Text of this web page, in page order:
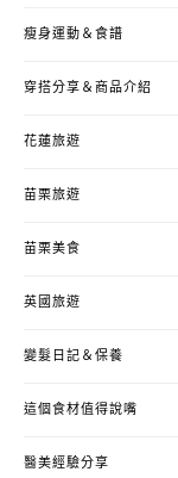
瘦身運動＆食譜
穿搭分享＆商品介紹
花蓮旅遊
苗栗旅遊
苗栗美食
英國旅遊
變髮日記＆保養
這個食材值得說嘴
醫美經驗分享